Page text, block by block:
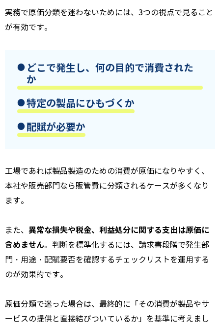
実務で原価分類を迷わないためには、3つの視点で見ること
が有効です。
どこで発生し、何の目的で消費された
か
特定の製品にひもづくか
配賦が必要か
工場であれば製品製造のための消費が原価になりやすく、
本社や販売部門なら販管費に分類されるケースが多くなり
ます。
また、 異常な損失や税金、利益処分に関する支出は原価に
含めません。判断を標準化するには、請求書段階で発生部
門・用途・配賦要否を確認するチェックリストを運用する
のが効果的です。
原価分類で迷った場合は、最終的に「その消費が製品やサ
ービスの提供と直接結びついているか」を基準に考えまし